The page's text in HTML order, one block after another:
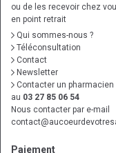
ou de les recevoir chez
en point retrait
Qui sommes-nous ?
Téléconsultation
Contact
Newsletter
Contacter un pharmacien
au 03 27 85 06 54
Nous contacter par e-mail
contact@
Paiement